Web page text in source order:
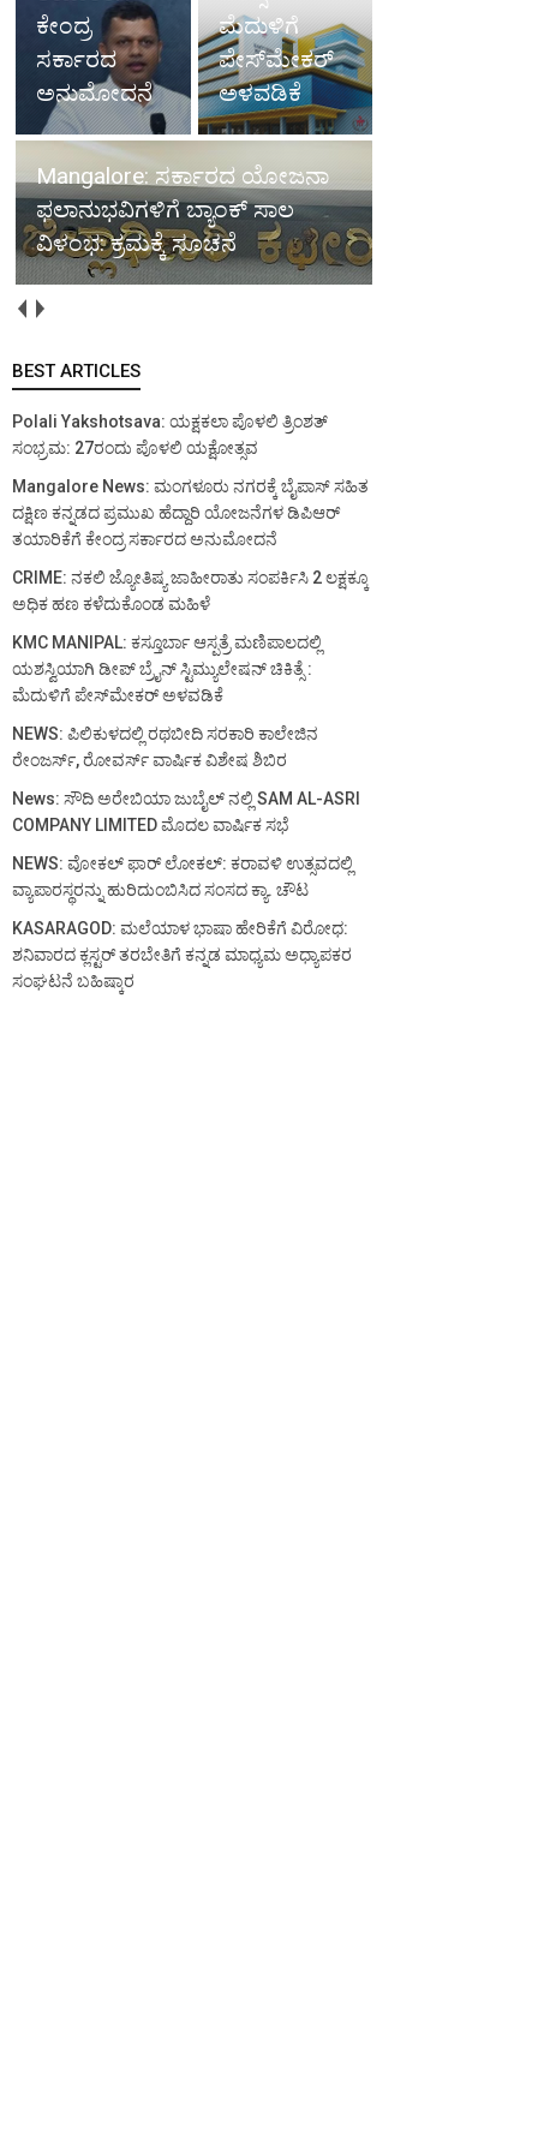
ಕೇಂದ್ರ
ಸರ್ಕಾರದ
ಅನುಮೋದನೆ
ಮೆದುಳಿಗೆ
ಪೇಸ್‌ಮೇಕರ್
ಅಳವಡಿಕೆ
Mangalore: ಸರ್ಕಾರದ ಯೋಜನಾ
ಫಲಾನುಭವಿಗಳಿಗೆ ಬ್ಯಾಂಕ್ ಸಾಲ
ವಿಳಂಭ: ಕ್ರಮಕ್ಕೆ ಸೂಚನೆ
BEST ARTICLES
Polali Yakshotsava: ಯಕ್ಷಕಲಾ ಪೊಳಲಿ ತ್ರಿಂಶತ್
ಸಂಭ್ರಮ: 27ರಂದು ಪೊಳಲಿ ಯಕ್ಷೋತ್ಸವ
Mangalore News: ಮಂಗಳೂರು ನಗರಕ್ಕೆ ಬೈಪಾಸ್‌ ಸಹಿತ
ದಕ್ಷಿಣ ಕನ್ನಡದ ಪ್ರಮುಖ ಹೆದ್ದಾರಿ ಯೋಜನೆಗಳ ಡಿಪಿಆರ್
ತಯಾರಿಕೆಗೆ ಕೇಂದ್ರ ಸರ್ಕಾರದ ಅನುಮೋದನೆ
CRIME: ನಕಲಿ ಜ್ಯೋತಿಷ್ಯ ಜಾಹೀರಾತು ಸಂಪರ್ಕಿಸಿ 2 ಲಕ್ಷಕ್ಕೂ
ಅಧಿಕ ಹಣ ಕಳೆದುಕೊಂಡ ಮಹಿಳೆ
KMC MANIPAL: ಕಸ್ತೂರ್ಬಾ ಆಸ್ಪತ್ರೆ ಮಣಿಪಾಲದಲ್ಲಿ
ಯಶಸ್ವಿಯಾಗಿ ಡೀಪ್ ಬ್ರೈನ್ ಸ್ಟಿಮ್ಯುಲೇಷನ್ ಚಿಕಿತ್ಸೆ :
ಮೆದುಳಿಗೆ ಪೇಸ್‌ಮೇಕರ್ ಅಳವಡಿಕೆ
NEWS: ಪಿಲಿಕುಳದಲ್ಲಿ ರಥಬೀದಿ ಸರಕಾರಿ ಕಾಲೇಜಿನ
ರೇಂಜರ್ಸ್, ರೋವರ್ಸ್ ವಾರ್ಷಿಕ ವಿಶೇಷ ಶಿಬಿರ
News: ಸೌದಿ ಅರೇಬಿಯಾ ಜುಬೈಲ್ ನಲ್ಲಿ SAM AL-ASRI
COMPANY LIMITED ಮೊದಲ ವಾರ್ಷಿಕ ಸಭೆ
NEWS: ವೋಕಲ್ ಫಾರ್ ಲೋಕಲ್: ಕರಾವಳಿ ಉತ್ಸವದಲ್ಲಿ
ವ್ಯಾಪಾರಸ್ಥರನ್ನು ಹುರಿದುಂಬಿಸಿದ ಸಂಸದ ಕ್ಯಾ. ಚೌಟ
KASARAGOD: ಮಲೆಯಾಳ ಭಾಷಾ ಹೇರಿಕೆಗೆ ವಿರೋಧ:
ಶನಿವಾರದ ಕ್ಲಸ್ಟರ್ ತರಬೇತಿಗೆ ಕನ್ನಡ ಮಾಧ್ಯಮ ಅಧ್ಯಾಪಕರ
ಸಂಘಟನೆ ಬಹಿಷ್ಕಾರ